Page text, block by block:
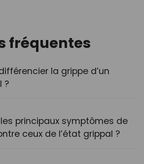
fréquentes
la grippe d’un
?
principaux symptômes de
ceux de l’état grippal ?